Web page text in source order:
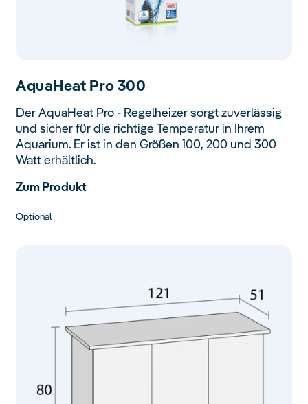
AquaHeat Pro 300
Der AquaHeat Pro - Regelheizer sorgt zuverlässig
und sicher für die richtige Temperatur in Ihrem
Aquarium. Er ist in den Größen 100, 200 und 300
Watt erhältlich.
Zum Produkt
Optional